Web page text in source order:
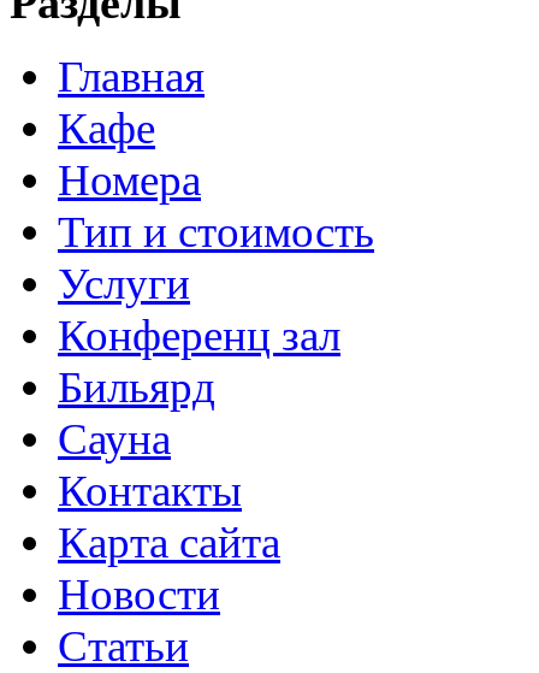
Главная
Кафе
Номера
Тип и стоимость
Услуги
Конференц зал
Бильярд
Сауна
Контакты
Карта сайта
Новости
Статьи